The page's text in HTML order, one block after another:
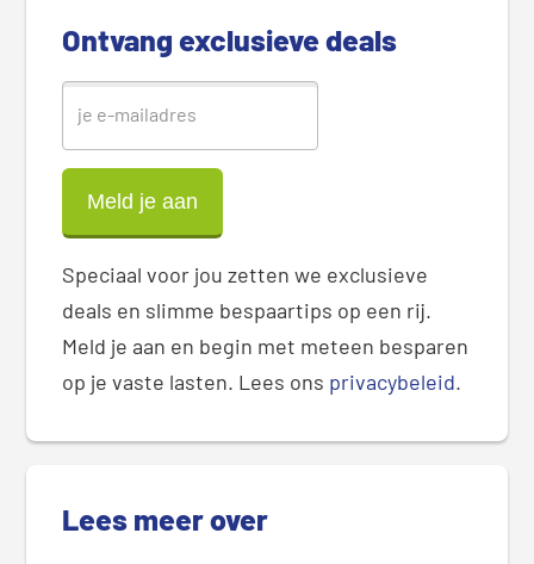
Ontvang exclusieve deals
Speciaal voor jou zetten we exclusieve
deals en slimme bespaartips op een rij.
Meld je aan en begin met meteen besparen
op je vaste lasten. Lees ons privacybeleid.
Lees meer over